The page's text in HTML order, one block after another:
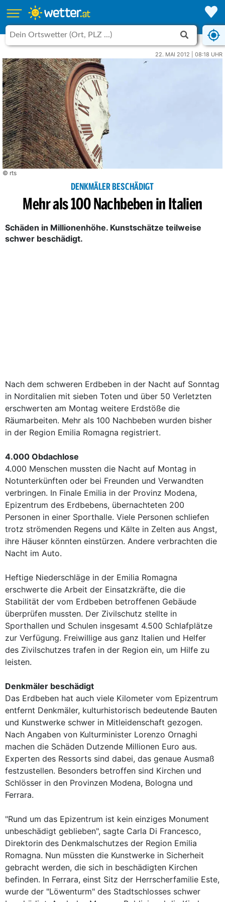
22. MAI 2012 | 08:18 UHR
© rts
DENKMÄLER BESCHÄDIGT
Mehr als 100 Nachbeben in Italien
Schäden in Millionenhöhe. Kunstschätze teilweise
schwer beschädigt.
Nach dem schweren Erdbeben in der Nacht auf Sonntag
in Norditalien mit sieben Toten und über 50 Verletzten
erschwerten am Montag weitere Erdstöße die
Räumarbeiten. Mehr als 100 Nachbeben wurden bisher
in der Region Emilia Romagna registriert.
4.000 Obdachlose
4.000 Menschen mussten die Nacht auf Montag in
Notunterkünften oder bei Freunden und Verwandten
verbringen. In Finale Emilia in der Provinz Modena,
Epizentrum des Erdbebens, übernachteten 200
Personen in einer Sporthalle. Viele Personen schliefen
trotz strömenden Regens und Kälte in Zelten aus Angst,
ihre Häuser könnten einstürzen. Andere verbrachten die
Nacht im Auto.
Heftige Niederschläge in der Emilia Romagna
erschwerte die Arbeit der Einsatzkräfte, die die
Stabilität der vom Erdbeben betroffenen Gebäude
überprüfen mussten. Der Zivilschutz stellte in
Sporthallen und Schulen insgesamt 4.500 Schlafplätze
zur Verfügung. Freiwillige aus ganz Italien und Helfer
des Zivilschutzes trafen in der Region ein, um Hilfe zu
leisten.
Denkmäler beschädigt
Das Erdbeben hat auch viele Kilometer vom Epizentrum
entfernt Denkmäler, kulturhistorisch bedeutende Bauten
und Kunstwerke schwer in Mitleidenschaft gezogen.
Nach Angaben von Kulturminister Lorenzo Ornaghi
machen die Schäden Dutzende Millionen Euro aus.
Experten des Ressorts sind dabei, das genaue Ausmaß
festzustellen. Besonders betroffen sind Kirchen und
Schlösser in den Provinzen Modena, Bologna und
Ferrara.
"Rund um das Epizentrum ist kein einziges Monument
unbeschädigt geblieben", sagte Carla Di Francesco,
Direktorin des Denkmalschutzes der Region Emilia
Romagna. Nun müssten die Kunstwerke in Sicherheit
gebracht werden, die sich in beschädigten Kirchen
befinden. In Ferrara, einst Sitz der Herrscherfamilie Este,
wurde der "Löwenturm" des Stadtschlosses schwer